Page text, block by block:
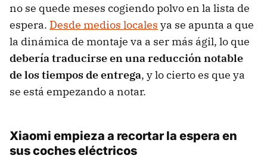
no se quede meses cogiendo polvo en la lista de
espera. Desde medios locales ya se apunta a que
la dinámica de montaje va a ser más ágil, lo que
debería traducirse en una reducción notable
de los tiempos de entrega, y lo cierto es que ya
se está empezando a notar.
Xiaomi empieza a recortar la espera en
sus coches eléctricos